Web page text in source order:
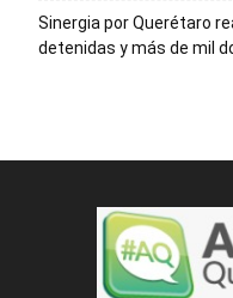
Sinergia por Querétaro
detenidas y más de mil